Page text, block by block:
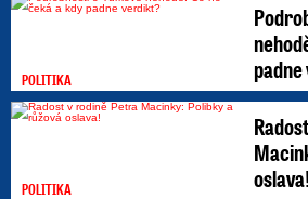
POLITIKA
POLITIKA